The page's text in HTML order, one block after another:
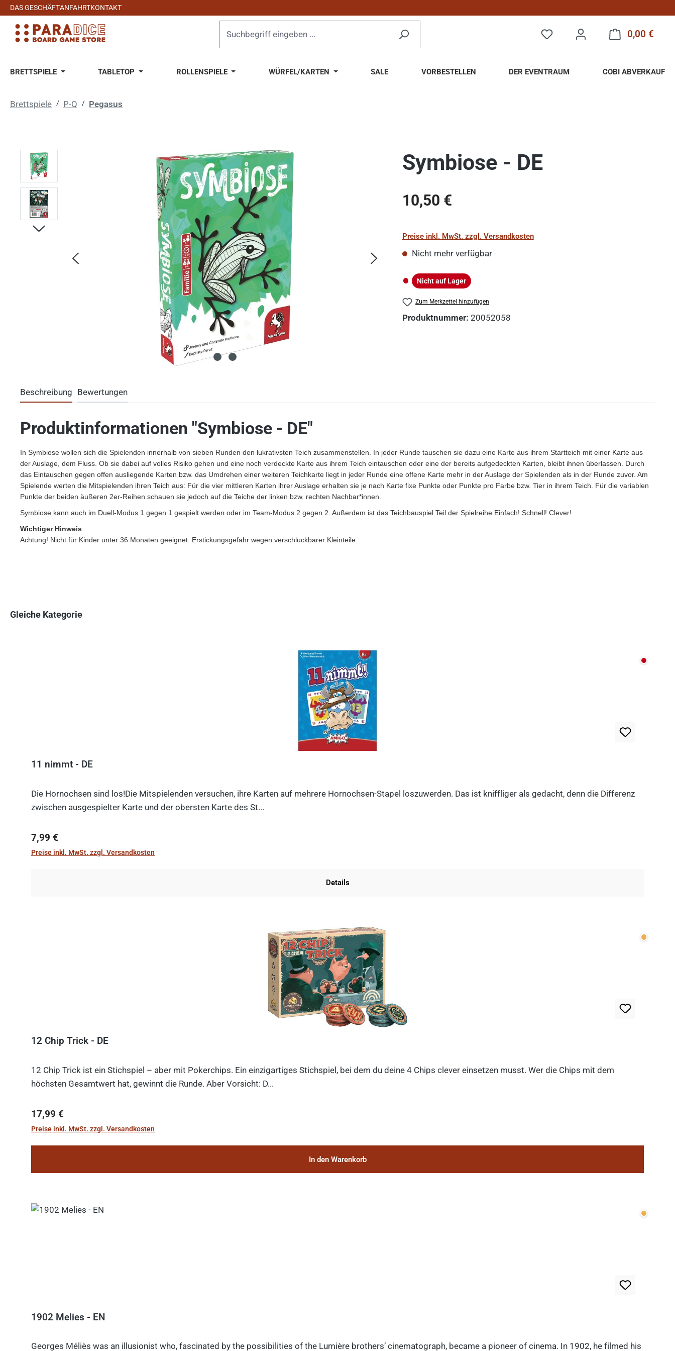
Hauptinhalt springen
Zur Suche springen
Zur Hauptnavigation springen
DAS GESCHÄFTANFAHRTKONTAKT
0,00 €
BRETTSPIELE TABLETOP ROLLENSPIELE WÜRFEL/KARTEN SALE VORBESTELLEN DER EVENTRAUM COBI ABVERKAUF
Brettspiele / P-Q / Pegasus
Bildergalerie überspringen Symbiose - DE
Regulärer Preis:
10,50 €
Preise inkl. MwSt. zzgl. Versandkosten
Nicht mehr verfügbar
Nicht auf Lager
Nicht auf Lager
Zum Merkzettel hinzufügen
Produktnummer: 20052058
Beschreibung Bewertungen
Produktinformationen "Symbiose - DE"
In Symbiose wollen sich die Spielenden innerhalb von sieben Runden den lukrativsten Teich zusammenstellen. In jeder Runde tauschen sie dazu eine Karte aus ihrem Startteich mit einer Karte aus
der Auslage, dem Fluss. Ob sie dabei auf volles Risiko gehen und eine noch verdeckte Karte aus ihrem Teich eintauschen oder eine der bereits aufgedeckten Karten, bleibt ihnen überlassen. Durch
das Eintauschen gegen offen ausliegende Karten bzw. das Umdrehen einer weiteren Teichkarte liegt in jeder Runde eine offene Karte mehr in der Auslage der Spielenden als in der Runde zuvor. Am
Spielende werten die Mitspielenden ihren Teich aus: Für die vier mittleren Karten ihrer Auslage erhalten sie je nach Karte fixe Punkte oder Punkte pro Farbe bzw. Tier in ihrem Teich. Für die variablen
Punkte der beiden äußeren 2er-Reihen schauen sie jedoch auf die Teiche der linken bzw. rechten Nachbar*innen.
Symbiose kann auch im Duell-Modus 1 gegen 1 gespielt werden oder im Team-Modus 2 gegen 2. Außerdem ist das Teichbauspiel Teil der Spielreihe Einfach! Schnell! Clever!
Wichtiger Hinweis
Achtung! Nicht für Kinder unter 36 Monaten geeignet. Erstickungsgefahr wegen verschluckbarer Kleinteile.
Gleiche Kategorie
Nicht
11 nimmt - DE
Die Hornochsen sind los!Die Mitspielenden versuchen, ihre Karten auf mehrere Hornochsen-Stapel loszuwerden. Das ist kniffliger als gedacht, denn die Differenz
zwischen ausgespielter Karte und der obersten Karte des St...
Regulärer Preis:
7,99 €
Preise inkl. MwSt. zzgl. Versandkosten
Details
Wenige
12 Chip Trick - DE
12 Chip Trick ist ein Stichspiel – aber mit Pokerchips. Ein einzigartiges Stichspiel, bei dem du deine 4 Chips clever einsetzen musst. Wer die Chips mit dem
höchsten Gesamtwert hat, gewinnt die Runde. Aber Vorsicht: D...
Regulärer Preis:
17,99 €
Preise inkl. MwSt. zzgl. Versandkosten
In den Warenkorb
Wenige
1902 Melies - EN
Georges Méliès was an illusionist who, fascinated by the possibilities of the Lumière brothers’ cinematograph, became a pioneer of cinema. In 1902, he filmed his